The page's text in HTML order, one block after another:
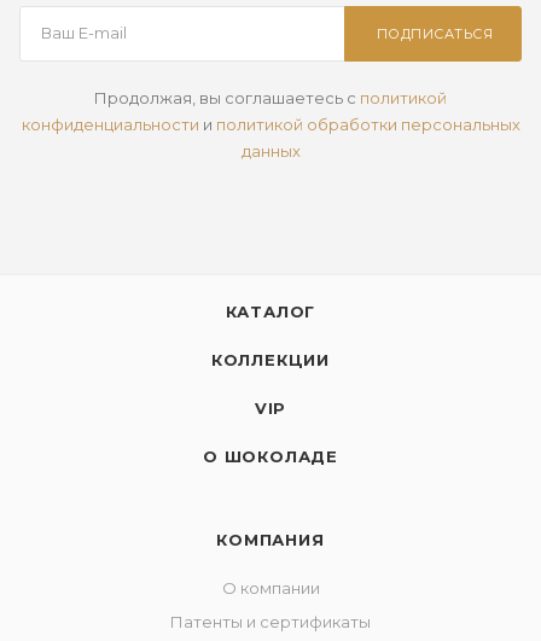
ПОДПИСАТЬСЯ
Продолжая, вы соглашаетесь с политикой
конфиденциальности и политикой обработки персональных
данных
КАТАЛОГ
КОЛЛЕКЦИИ
VIP
О ШОКОЛАДЕ
КОМПАНИЯ
О компании
Патенты и сертификаты